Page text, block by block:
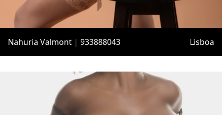
Nahuria Valmont | 933888043 Lisboa